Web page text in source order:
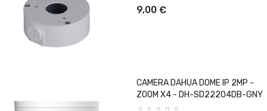
9,00 €
CAMERA DAHUA DOME IP 2MP -
ZOOM X4 - DH-SD22204DB-GNY